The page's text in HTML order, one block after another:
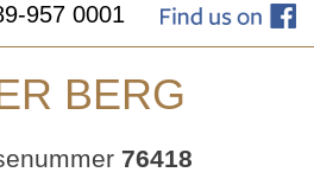
957 0001
BERG
76418